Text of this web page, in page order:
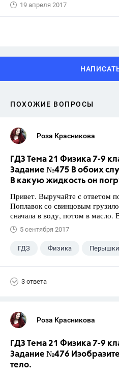
19 апреля 2017
ПОХОЖИЕ ВОПРОСЫ
Роза Красникова
ГДЗ Тема 21 Физика 7-9
Задание №475 В обоих
В какую жидкость он
Привет. Выручайте с ответом
Поплавок со свинцовым
сначала в воду, потом в масло.
5 сентября 2017
ГДЗ Физика
3 ответа
Роза Красникова
ГДЗ Тема 21 Физика 7-9
Задание №476
тело.